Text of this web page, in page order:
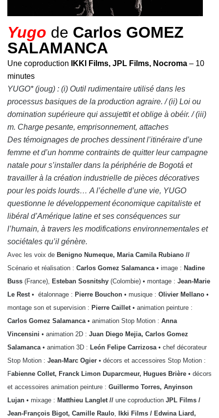
Yugo de Carlos GOMEZ
SALAMANCA
Une coproduction IKKI Films, JPL Films, Nocroma – 10
minutes
YUGO* (joug) : (i) Outil rudimentaire utilisé dans les
processus basiques de la production agraire. / (ii) Loi ou
domination supérieure qui assujettit et oblige à obéir. / (iii)
m. Charge pesante, emprisonnement, attaches
Des témoignages de proches dessinent l’itinéraire d’une
femme et d’un homme contraints de quitter leur campagne
natale pour s’installer dans la périphérie de Bogotá et
travailler à la création industrielle de pièces décoratives
pour les poids lourds… A l’échelle d’une vie, YUGO
questionne le développement économique capitaliste et
libéral d’Amérique latine et ses conséquences sur
l’humain, à travers les modifications environnementales et
sociétales qu’il génère.
Avec les voix de Benigno Numeque, Maria Camila Rubiano //
Scénario et réalisation : Carlos Gomez Salamanca• image : Nadine
Buss (France), Esteban Sosnitshy (Colombie) • montage : Jean-Marie
Le Rest• étalonnage : Pierre Bouchon • musique : Olivier Mellano •
montage son et supervision : Pierre Caillet• animation peinture :
Carlos Gomez Salamanca• animation Stop Motion : Anna
Vincensini • animation 2D : Juan Diego Mejia, Carlos Gomez
Salamanca• animation 3D : León Felipe Carrizosa• chef décorateur
Stop Motion : Jean-Marc Ogier • décors et accessoires Stop Motion :
Fabienne Collet, Franck Limon Duparcmeur, Hugues Brière • décors
et accessoires animation peinture : Guillermo Torres, Anyinson
Lujan • mixage : Matthieu Langlet // une coproduction JPL Films /
Jean-François Bigot, Camille Raulo,
Ikki Films / Edwina Liard,